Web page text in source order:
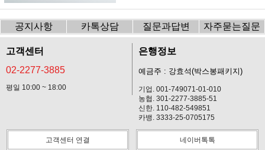
공지사항 카톡상담 질문과답변 자주묻는질문
고객센터
02-2277-3885
평일 10:00 ~ 18:00
은행정보
예금주 : 강효석(박스봉패키지)
기업. 001-749071-01-010
농협. 301-2277-3885-51
신한. 110-482-549851
카뱅. 3333-25-0705175
고객센터 연결 네이버톡톡